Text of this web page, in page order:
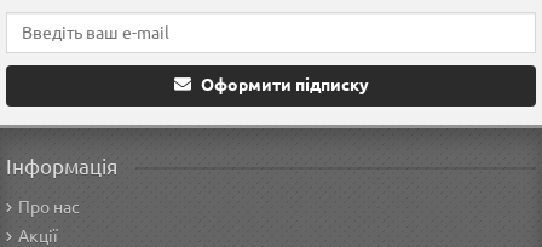
Оформити підписку
Інформація
Про нас
Акції